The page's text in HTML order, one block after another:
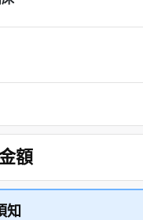
額
知